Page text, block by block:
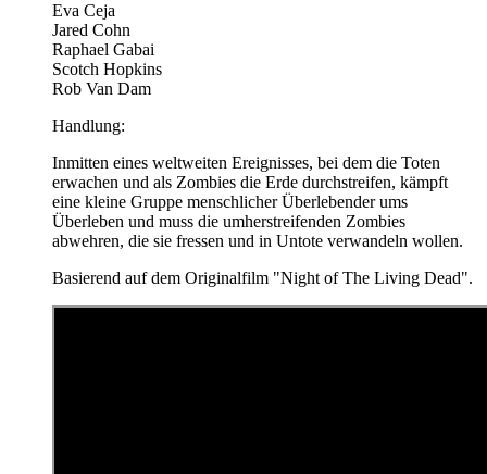
Eva Ceja
Jared Cohn
Raphael Gabai
Scotch Hopkins
Rob Van Dam
Handlung:
Inmitten eines weltweiten Ereignisses, bei dem die Toten
erwachen und als Zombies die Erde durchstreifen, kämpft
eine kleine Gruppe menschlicher Überlebender ums
Überleben und muss die umherstreifenden Zombies
abwehren, die sie fressen und in Untote verwandeln wollen.
Basierend auf dem Originalfilm "Night of The Living Dead".